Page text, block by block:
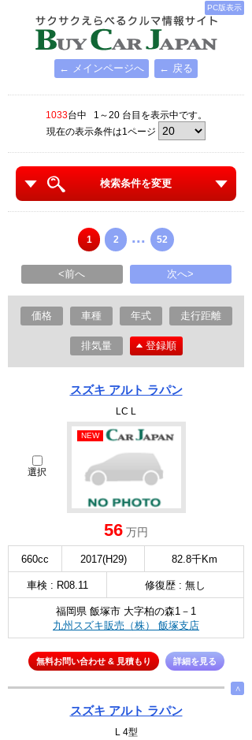
PC版表示
← メインページへ ← 戻る
1033台中 1～20 台目を表示中です。
現在の表示条件は1ページ
検索条件を変更
1 2 ... 52
<前へ 次へ>
価格 車種 年式 走行距離
排気量 登録順
スズキ アルト ラパン
LC L
選択
NEW
56 万円
660cc 2017(H29) 82.8千Km
車検 : R08.11 修復歴 : 無し
福岡県 飯塚市 大字柏の森1－1
九州スズキ販売（株） 飯塚支店
無料お問い合わせ & 見積もり 詳細を見る
∧
スズキ アルト ラパン
L 4型